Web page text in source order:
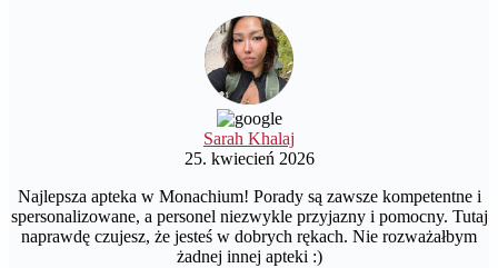
Sarah Khalaj
25. kwiecień 2026
Najlepsza apteka w Monachium! Porady są zawsze kompetentne i
spersonalizowane, a personel niezwykle przyjazny i pomocny. Tutaj
naprawdę czujesz, że jesteś w dobrych rękach. Nie rozważałbym
żadnej innej apteki :)